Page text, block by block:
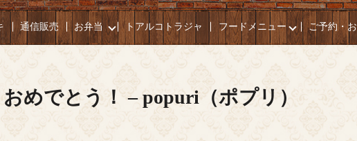
通信販売 お弁当 トアルコトラジャ フードメニュー ご予約・
めでとう！ – popuri（ポプリ）